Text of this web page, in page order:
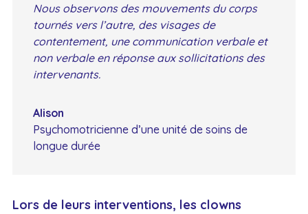
Nous observons des mouvements du corps
tournés vers l’autre, des visages de
contentement, une communication verbale et
non verbale en réponse aux sollicitations des
intervenants.
Alison
Psychomotricienne d’une unité de soins de
longue durée
Lors de leurs interventions, les clowns